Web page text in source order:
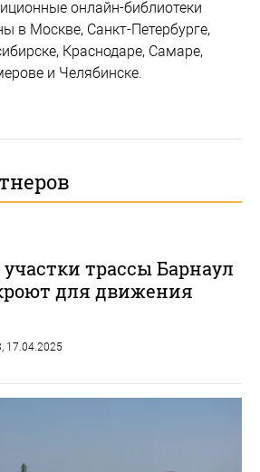
онлайн-библиотеки
в Москве, Санкт-Петербурге,
Краснодаре, Самаре,
и Челябинске.
участки трассы Барнаул
для движения
17.04.2025